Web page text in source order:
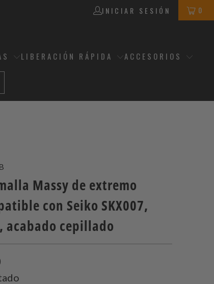
INICIAR SESIÓN 0
LIBERACIÓN RÁPIDA ACCESORIOS
Massy de extremo
con Seiko SKX007,
acabado cepillado
total